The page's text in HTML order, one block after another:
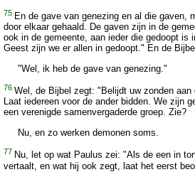
75 En de gave van genezing en al die gaven,
door elkaar gehaald. De gaven zijn in de
ook in de gemeente, aan ieder die gedoopt is
Geest zijn we er allen in gedoopt." En de
"Wel, ik heb de gave van genezing."
76 Wel, de Bijbel zegt: "Belijdt uw zonden aan
Laat iedereen voor de ander bidden. We zijn
een verenigde samenvergaderde groep. Zie?
Nu, en zo werken demonen soms.
77 Nu, let op wat Paulus zei: "Als de een in
vertaalt, en wat hij ook zegt, laat het eerst